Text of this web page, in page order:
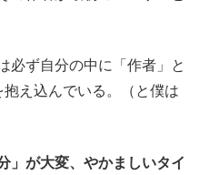
必ず自分の中に「作者」と
抱え込んでいる。（と僕は
」が大変、やかましいタイ